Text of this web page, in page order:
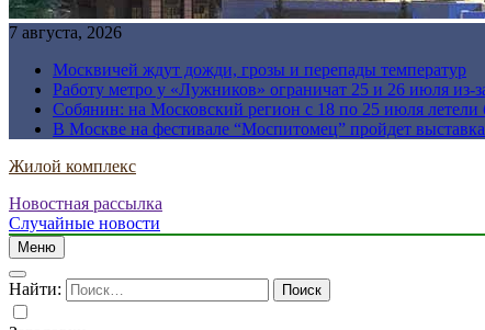
7 августа, 2026
Москвичей ждут дожди, грозы и перепады температур
Работу метро у «Лужников» ограничат 25 и 26 июля из-
Собянин: на Московский регион с 18 по 25 июля
В Москве на фестивале “Моспитомец” пройдет
Жилой комплекс
Новостная рассылка
Случайные новости
Меню
Найти: